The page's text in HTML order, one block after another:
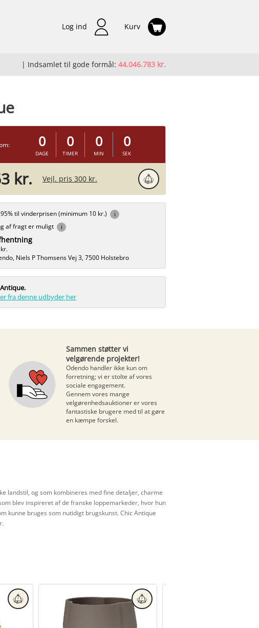
Log ind Kurv
| Indsamlet til gode formål: 44.046.783 kr.
0
DAGE
0
TIMER
0
MIN
0
SEK
kr. Vejl. pris 300 kr.
til vinderprisen (minimum 10 kr.)
af fragt er muligt
Niels P Thomsens Vej 3, 7500 Holstebro
fra denne udbyder her
Sammen støtter vi
velgørende projekter!
Odendo handler ikke kun om
forretning; vi er stolte af vores
sociale engagement.
Gennem vores mange
velgørenhedsauktionerer vores
fantastiske brugere med til at gøre
en kæmpe forskel.
landstil, og som kombineres med fine detaljer, charme
blev inspireret af de franske loppemarkeder, hvor hun
kunne bruges som nutidigt brugskunst. Chic Antique